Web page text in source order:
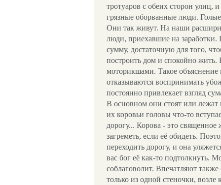
тротуаров с обеих сторон улиц,
грязные оборванные люди.
Они так живут. На наши
люди, приехавшие на заработки.
сумму, достаточную для того,
построить дом и спокойно
моторикшами. Такое объяснение
отказываются воспринимать
постоянно привлекает взгляд
В основном они стоят или лежат
их коровьи головы что-то
дорогу... Корова - это
загреметь, если её обидеть.
переходить дорогу, и она
вас бог её как-то подтолкнуть.
соблаговолит. Впечатляют
только из одной стеночки,